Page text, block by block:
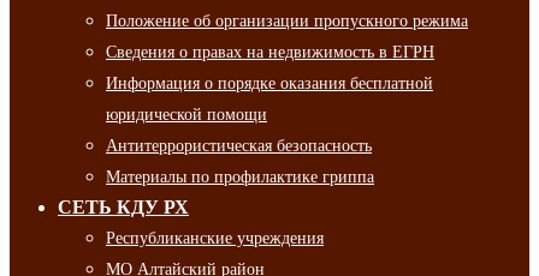
Положение об организации пропускного режима
Сведения о правах на недвижимость в ЕГРН
Информация о порядке оказания бесплатной
юридической помощи
Антитеррористическая безопасность
Материалы по профилактике гриппа
СЕТЬ КДУ РХ
Республиканские учреждения
МО Алтайский район